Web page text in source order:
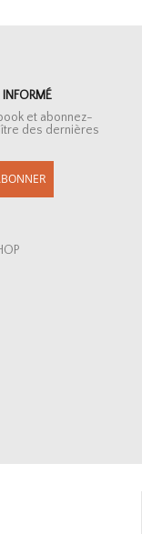
et abonnez-
des dernières